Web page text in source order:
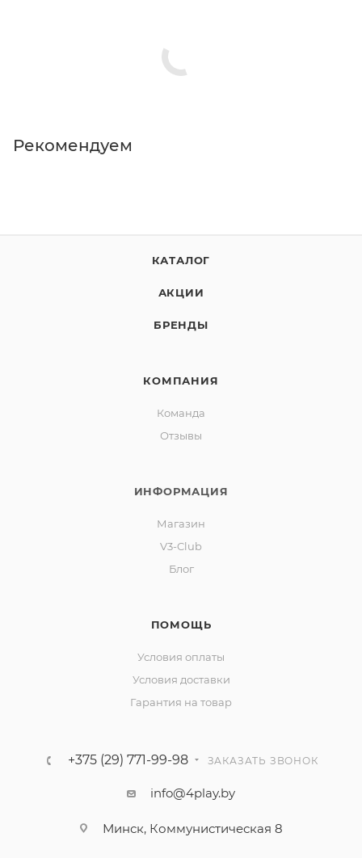
Рекомендуем
КАТАЛОГ
АКЦИИ
БРЕНДЫ
КОМПАНИЯ
Команда
Отзывы
ИНФОРМАЦИЯ
Магазин
V3-Club
Блог
ПОМОЩЬ
Условия оплаты
Условия доставки
Гарантия на товар
+375 (29) 771-99-98 ЗАКАЗАТЬ ЗВОНОК
info@4play.by
Минск, Коммунистическая 8